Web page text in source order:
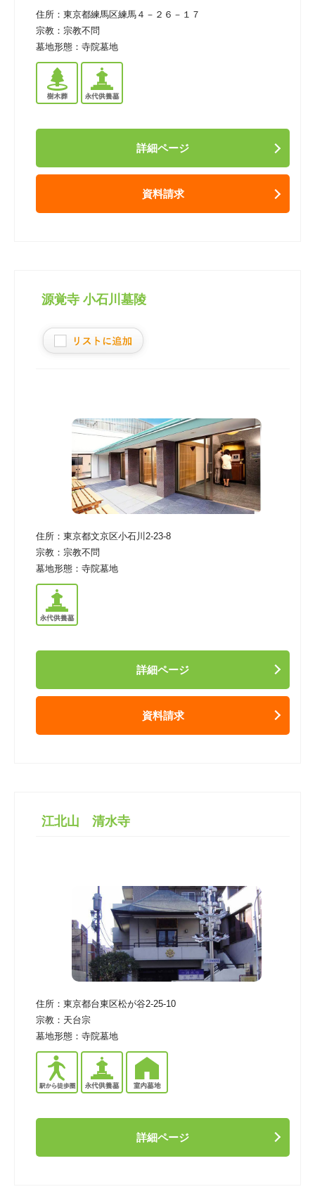
住所： 東京都練馬区練馬４－２６－１７
宗教： 宗教不問
墓地形態： 寺院墓地
詳細ページ
資料請求
源覚寺 小石川墓陵
住所： 東京都文京区小石川2-23-8
宗教： 宗教不問
墓地形態： 寺院墓地
詳細ページ
資料請求
江北山 清水寺
住所： 東京都台東区松が谷2-25-10
宗教： 天台宗
墓地形態： 寺院墓地
詳細ページ